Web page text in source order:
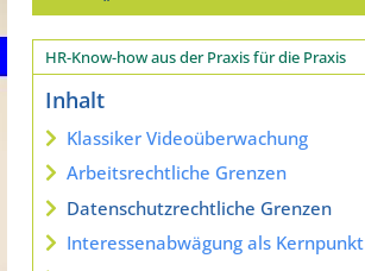
HR-Know-how aus der Praxis für die Praxis
Inhalt
Klassiker Videoüberwachung
Arbeitsrechtliche Grenzen
Datenschutzrechtliche Grenzen
Interessenabwägung als Kernpunkt